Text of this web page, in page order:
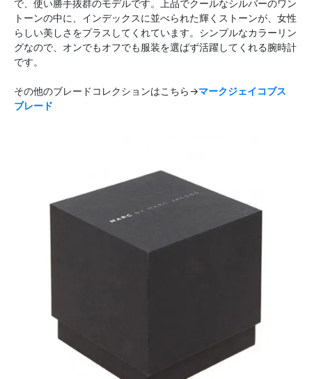
で、使い勝手抜群のモデルです。上品でクールなシルバーのワン
トーンの中に、インデックスに並べられた輝くストーンが、女性
らしい美しさをプラスしてくれています。シンプルなカラーリン
グなので、オンでもオフでも服装を選ばず活躍してくれる腕時計
です。
その他のブレードコレクションはこちら→マークジェイコブス
ブレード